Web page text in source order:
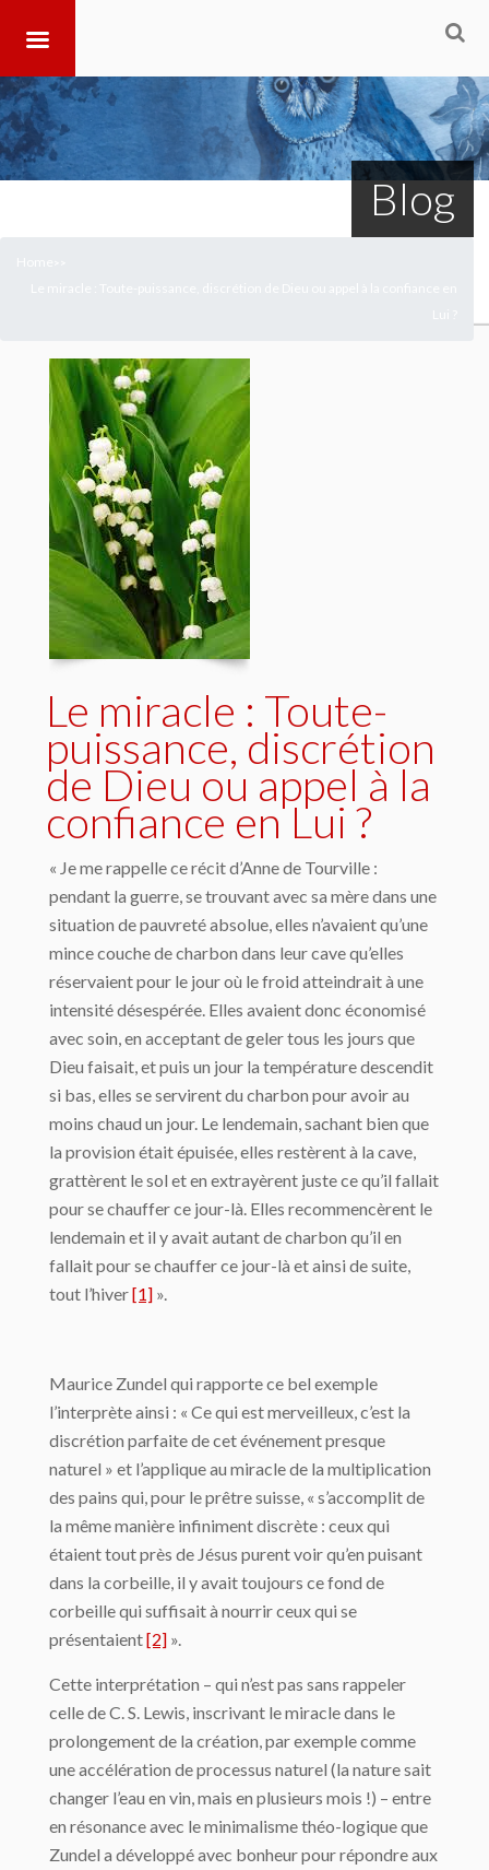
Blog
Le miracle : Toute-
puissance, discrétion
de Dieu ou appel à la
confiance en Lui ?
« Je me rappelle ce récit d’Anne de Tourville :
pendant la guerre, se trouvant avec sa mère dans une
situation de pauvreté absolue, elles n’avaient qu’une
mince couche de charbon dans leur cave qu’elles
réservaient pour le jour où le froid atteindrait à une
intensité désespérée. Elles avaient donc économisé
avec soin, en acceptant de geler tous les jours que
Dieu faisait, et puis un jour la température descendit
si bas, elles se servirent du charbon pour avoir au
moins chaud un jour. Le lendemain, sachant bien que
la provision était épuisée, elles restèrent à la cave,
grattèrent le sol et en extrayèrent juste ce qu’il fallait
pour se chauffer ce jour-là. Elles recommencèrent le
lendemain et il y avait autant de charbon qu’il en
fallait pour se chauffer ce jour-là et ainsi de suite,
tout l’hiver[1] ».
Maurice Zundel qui rapporte ce bel exemple
l’interprète ainsi : « Ce qui est merveilleux, c’est la
discrétion parfaite de cet événement presque
naturel » et l’applique au miracle de la multiplication
des pains qui, pour le prêtre suisse, « s’accomplit de
la même manière infiniment discrète : ceux qui
étaient tout près de Jésus purent voir qu’en puisant
dans la corbeille, il y avait toujours ce fond de
corbeille qui suffisait à nourrir ceux qui se
présentaient[2] ».
Cette interprétation – qui n’est pas sans rappeler
celle de C. S. Lewis, inscrivant le miracle dans le
prolongement de la création, par exemple comme
une accélération de processus naturel (la nature sait
changer l’eau en vin, mais en plusieurs mois !) – entre
en résonance avec le minimalisme théo-logique que
Zundel a développé avec bonheur pour répondre aux